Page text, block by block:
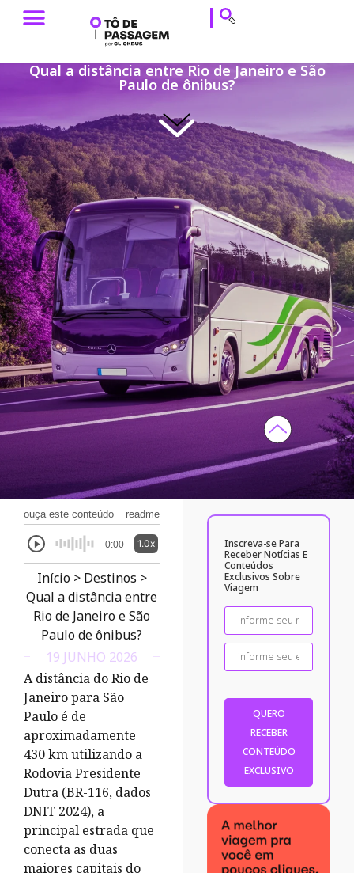
Qual a distância entre Rio de Janeiro e São
Paulo de ônibus?
ouça este conteúdo readme
0:00 1.0x
Início> Destinos >
Qual a distância entre
Rio de Janeiro e São
Paulo de ônibus?
19 JUNHO 2026
A distância do Rio de
Janeiro para São
Paulo é de
aproximadamente
430 km utilizando a
Rodovia Presidente
Dutra (BR-116, dados
DNIT 2024), a
principal estrada que
conecta as duas
maiores capitais do
Inscreva-se Para
Receber Notícias E
Conteúdos
Exclusivos Sobre
Viagem